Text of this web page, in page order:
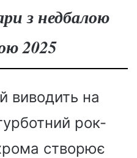
з недбалою
2025
виводить на
рок-
створює